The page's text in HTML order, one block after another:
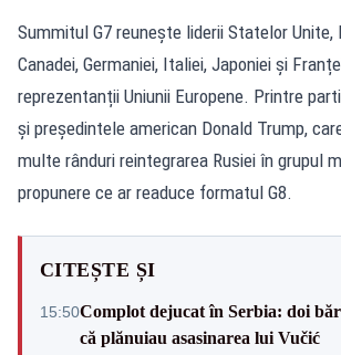
Summitul G7 reunește liderii Statelor Unite,
Canadei, Germaniei, Italiei, Japoniei și
reprezentanții Uniunii Europene. Printre
și președintele american Donald Trump,
multe rânduri reintegrarea Rusiei în grupul
propunere ce ar readuce formatul G8.
CITEȘTE ȘI
15:50Complot dejucat în Serbia: doi
că plănuiau asasinarea lui Vučić